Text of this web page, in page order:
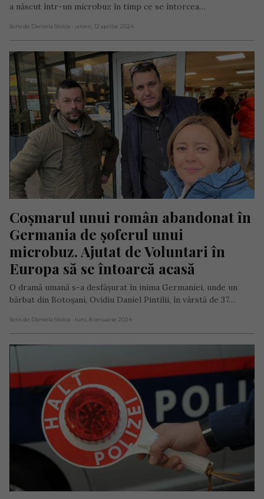
a născut într-un microbuz în timp ce se întorcea…
Scris de Daniela Stoica - vineri, 12 aprilie 2024
Coșmarul unui român abandonat în
Germania de șoferul unui
microbuz. Ajutat de Voluntari în
Europa să se întoarcă acasă
O dramă umană s-a desfășurat în inima Germaniei, unde un
bărbat din Botoșani, Ovidiu Daniel Pintilii, în vârstă de 37…
Scris de Daniela Stoica - luni, 8 ianuarie 2024